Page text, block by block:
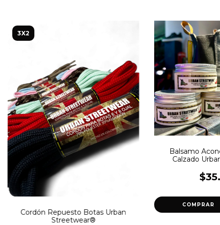
3X2
Cordón Repuesto Botas Urban
Streetwear®
Balsamo
Calzado